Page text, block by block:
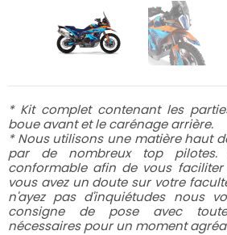
* Kit complet contenant les
boue avant et le carénage arrière.
* Nous utilisons une matière haut
par de nombreux top
conformable afin de vous
vous avez un doute sur votre
n'ayez pas d'inquiétudes nous
consigne de pose avec
nécessaires pour un moment